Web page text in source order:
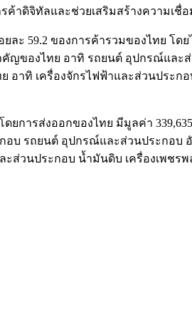
ค้าดิจิทัลและช่วยเสริมสร้างความเ
ะ 59.2 ของการค้ารวมของไทย โด
คัญของไทย อาทิ รถยนต์ อุปกรณ์แล
ทิ เครื่องจักรไฟฟ้าและส่วนประกอ
ยการส่งออกของไทย มีมูลค่า
อบ รถยนต์ อุปกรณ์และส่วนประกอ
ส่วนประกอบ น้ำมันดิบ เครื่องเพช